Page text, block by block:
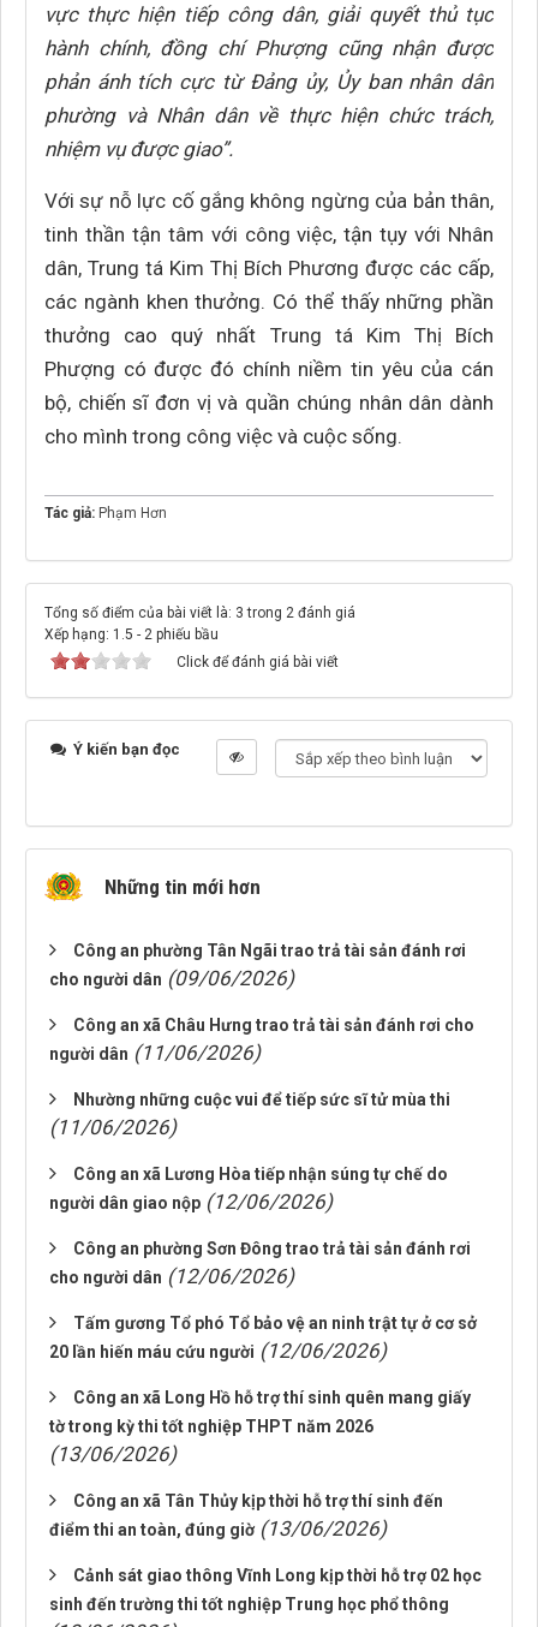
vực thực hiện tiếp công dân, giải quyết thủ tục
hành chính, đồng chí Phượng cũng nhận được
phản ánh tích cực từ Đảng ủy, Ủy ban nhân dân
phường và Nhân dân về thực hiện chức trách,
nhiệm vụ được giao”.
Với sự nỗ lực cố gắng không ngừng của bản thân,
tinh thần tận tâm với công việc, tận tụy với Nhân
dân, Trung tá Kim Thị Bích Phương được các cấp,
các ngành khen thưởng. Có thể thấy những phần
thưởng cao quý nhất Trung tá Kim Thị Bích
Phượng có được đó chính niềm tin yêu của cán
bộ, chiến sĩ đơn vị và quần chúng nhân dân dành
cho mình trong công việc và cuộc sống.
Tác giả: Phạm Hơn
Tổng số điểm của bài viết là: 3 trong 2 đánh giá
Xếp hạng: 1.5 - 2 phiếu bầu
Click để đánh giá bài viết
Ý kiến bạn đọc
Những tin mới hơn
Công an phường Tân Ngãi trao trả tài sản đánh rơi
cho người dân (09/06/2026)
Công an xã Châu Hưng trao trả tài sản đánh rơi cho
người dân (11/06/2026)
Nhường những cuộc vui để tiếp sức sĩ tử mùa thi
(11/06/2026)
Công an xã Lương Hòa tiếp nhận súng tự chế do
người dân giao nộp (12/06/2026)
Công an phường Sơn Đông trao trả tài sản đánh rơi
cho người dân (12/06/2026)
Tấm gương Tổ phó Tổ bảo vệ an ninh trật tự ở cơ sở
20 lần hiến máu cứu người (12/06/2026)
Công an xã Long Hồ hỗ trợ thí sinh quên mang giấy
tờ trong kỳ thi tốt nghiệp THPT năm 2026
(13/06/2026)
Công an xã Tân Thủy kịp thời hỗ trợ thí sinh đến
điểm thi an toàn, đúng giờ (13/06/2026)
Cảnh sát giao thông Vĩnh Long kịp thời hỗ trợ 02 học
sinh đến trường thi tốt nghiệp Trung học phổ thông